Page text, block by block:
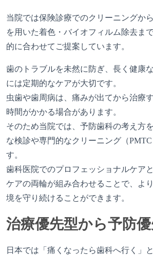
当院では保険診療でのクリーニングか
を用いた着色・バイオフィルム除去ま
的に合わせてご提案しています。
歯のトラブルを未然に防ぎ、長く健康
には定期的なケアが大切です。
虫歯や歯周病は、痛みが出てから治療
時間がかかる場合があります。
そのため当院では、予防歯科の考え方
な検診や専門的なクリーニング（
す。
歯科医院でのプロフェッショナルケア
ケアの両輪が組み合わせることで、よ
境を守り続けることができます。
治療優先型から予防
日本では「痛くなったら歯科へ行く」